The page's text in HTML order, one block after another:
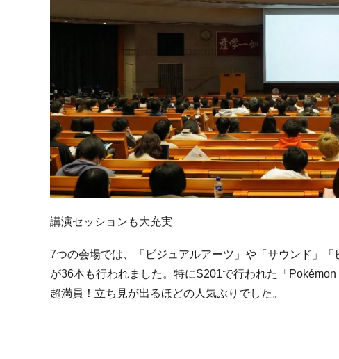
講演セッションも大充実
7つの会場では、「ビジュアルアーツ」や「サウンド」
が36本も行われました。特にS201で行われた「
超満員！立ち見が出るほどの人気ぶりでした。